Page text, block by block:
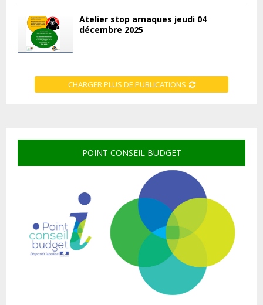
Atelier stop arnaques jeudi 04
décembre 2025
CHARGER PLUS DE PUBLICATIONS
POINT CONSEIL BUDGET